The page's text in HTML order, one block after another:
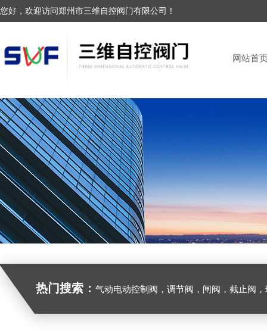
您好，欢迎访问郑州市三维自控阀门有限公司！
网站首
热门搜索： 气动电动控制阀，调节阀，闸阀，截止阀，球阀，蝶阀，止回阀，高温高压